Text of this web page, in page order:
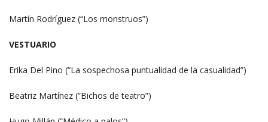
Martín Rodríguez (“Los monstruos”)
VESTUARIO
Erika Del Pino (“La sospechosa puntualidad de la casualidad”)
Beatriz Martínez (“Bichos de teatro”)